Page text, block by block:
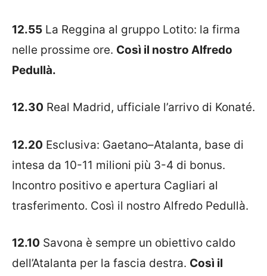
12.55 La Reggina al gruppo Lotito: la firma
nelle prossime ore. Così il nostro Alfredo
Pedullà.
12.30 Real Madrid, ufficiale l’arrivo di Konaté.
12.20 Esclusiva: Gaetano–Atalanta, base di
intesa da 10-11 milioni più 3-4 di bonus.
Incontro positivo e apertura Cagliari al
trasferimento. Così il nostro Alfredo Pedullà.
12.10 Savona è sempre un obiettivo caldo
dell’Atalanta per la fascia destra. Così il